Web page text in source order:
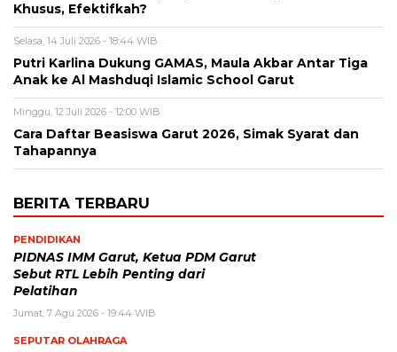
Khusus, Efektifkah?
Selasa, 14 Juli 2026 - 18:44 WIB
Putri Karlina Dukung GAMAS, Maula Akbar Antar Tiga
Anak ke Al Mashduqi Islamic School Garut
Minggu, 12 Juli 2026 - 12:00 WIB
Cara Daftar Beasiswa Garut 2026, Simak Syarat dan
Tahapannya
BERITA TERBARU
PENDIDIKAN
PIDNAS IMM Garut, Ketua PDM Garut
Sebut RTL Lebih Penting dari
Pelatihan
Jumat, 7 Agu 2026 - 19:44 WIB
SEPUTAR OLAHRAGA